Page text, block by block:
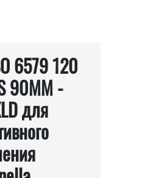
6579 120
90MM -
для